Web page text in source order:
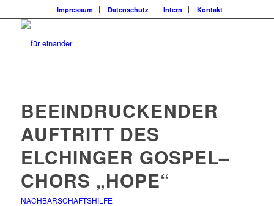
Impressum Datenschutz Intern Kontakt
BEEINDRUCKENDER
AUFTRITT DES
ELCHINGER GOSPEL–
CHORS „HOPE“
NACHBARSCHAFTSHILFE